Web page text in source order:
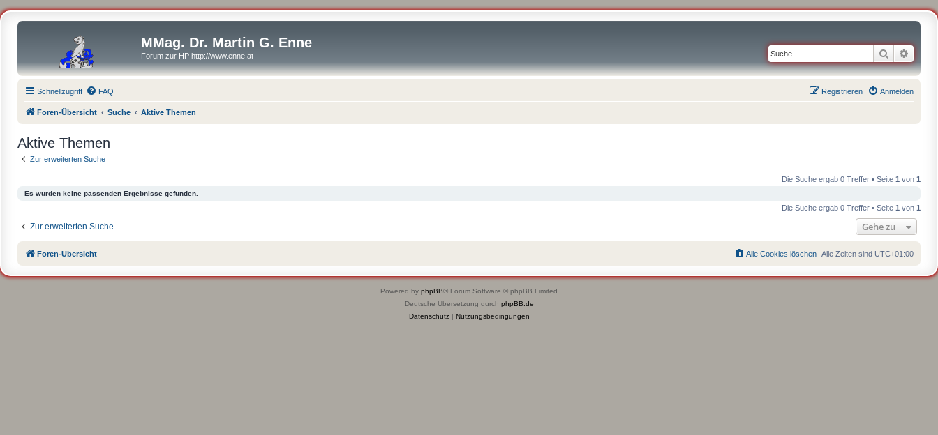
MMag. Dr. Martin G. Enne
Forum zur HP http://www.enne.at Suche
Schnellzugriff FAQ Anmelden
Registrieren
Foren-Übersicht Suche Aktive Themen
Aktive Themen
Zur erweiterten Suche
Die Suche ergab 0 Treffer • Seite 1 von 1
Es wurden keine passenden Ergebnisse gefunden.
Die Suche ergab 0 Treffer • Seite 1 von 1
Zur erweiterten Suche Gehe zu
Foren-Übersicht Alle Zeiten sind UTC+01:00
Alle Cookies löschen
Powered by phpBB® Forum Software © phpBB Limited
Deutsche Übersetzung durch phpBB.de
Datenschutz| Nutzungsbedingungen